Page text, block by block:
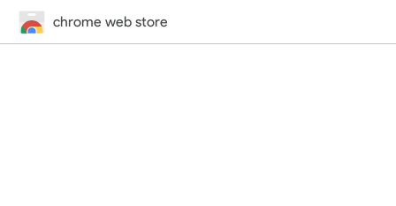
chrome web store